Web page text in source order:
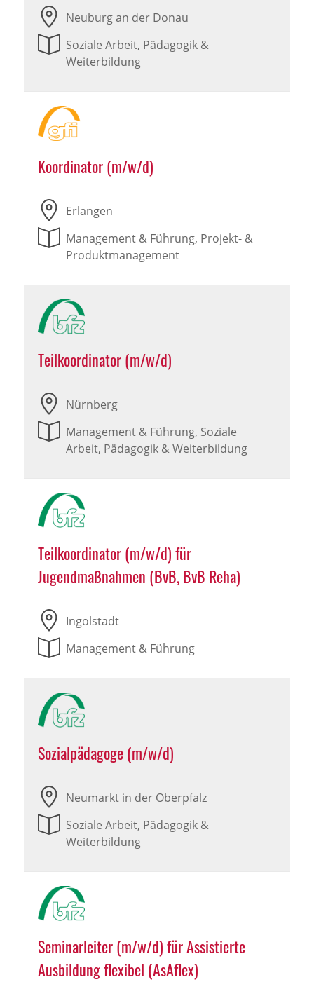
Neuburg an der Donau
Soziale Arbeit, Pädagogik &
Weiterbildung
Koordinator (m/w/d)
Erlangen
Management & Führung, Projekt- &
Produktmanagement
Teilkoordinator (m/w/d)
Nürnberg
Management & Führung, Soziale
Arbeit, Pädagogik & Weiterbildung
Teilkoordinator (m/w/d) für
Jugendmaßnahmen (BvB, BvB Reha)
Ingolstadt
Management & Führung
Sozialpädagoge (m/w/d)
Neumarkt in der Oberpfalz
Soziale Arbeit, Pädagogik &
Weiterbildung
Seminarleiter (m/w/d) für Assistierte
Ausbildung flexibel (AsAflex)